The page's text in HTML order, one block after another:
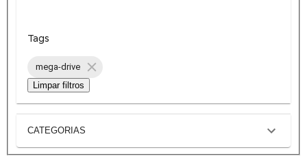
Tags
mega-drive
Limpar filtros
CATEGORIAS